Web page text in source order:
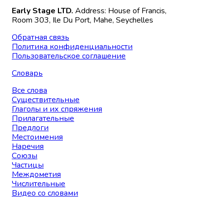
Early Stage LTD. Address: House of Francis,
Room 303, Ile Du Port, Mahe, Seychelles
Обратная связь
Политика конфиденциальности
Пользовательское соглашение
Словарь
Все слова
Существительные
Глаголы и их спряжения
Прилагательные
Предлоги
Местоимения
Наречия
Союзы
Частицы
Междометия
Числительные
Видео со словами